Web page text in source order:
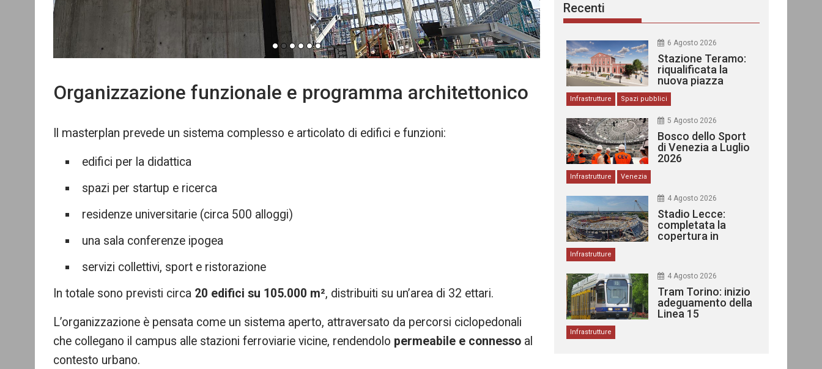
Organizzazione funzionale e programma architettonico
Il masterplan prevede un sistema complesso e articolato di edifici e funzioni:
edifici per la didattica
spazi per startup e ricerca
residenze universitarie (circa 500 alloggi)
una sala conferenze ipogea
servizi collettivi, sport e ristorazione
In totale sono previsti circa 20 edifici su 105.000 m², distribuiti su un’area di 32 ettari.
L’organizzazione è pensata come un sistema aperto, attraversato da percorsi ciclopedonali
che collegano il campus alle stazioni ferroviarie vicine, rendendolo permeabile e connesso al
contesto urbano.
Recenti
6 Agosto 2026
Stazione Teramo:
riqualificata la
nuova piazza
urbana
Infrastrutture Spazi pubblici
5 Agosto 2026
Bosco dello Sport
di Venezia a Luglio
2026
Infrastrutture Venezia
4 Agosto 2026
Stadio Lecce:
completata la
copertura in
Infrastrutture
4 Agosto 2026
Tram Torino: inizio
adeguamento della
Linea 15
Infrastrutture